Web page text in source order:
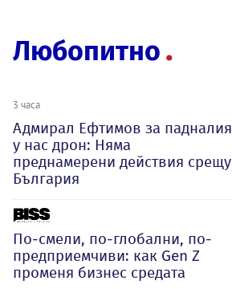
Любопитно
3 часа
Адмирал Ефтимов за падналия
у нас дрон: Няма
преднамерени действия срещу
България
По-смели, по-глобални, по-
предприемчиви: как Gen Z
променя бизнес средата